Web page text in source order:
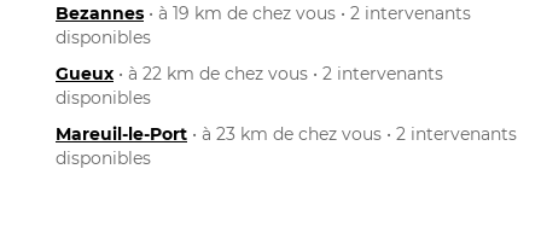
Bezannes • à 19 km de chez vous • 2 intervenants
disponibles
Gueux • à 22 km de chez vous • 2 intervenants
disponibles
Mareuil-le-Port • à 23 km de chez vous • 2 intervenants
disponibles